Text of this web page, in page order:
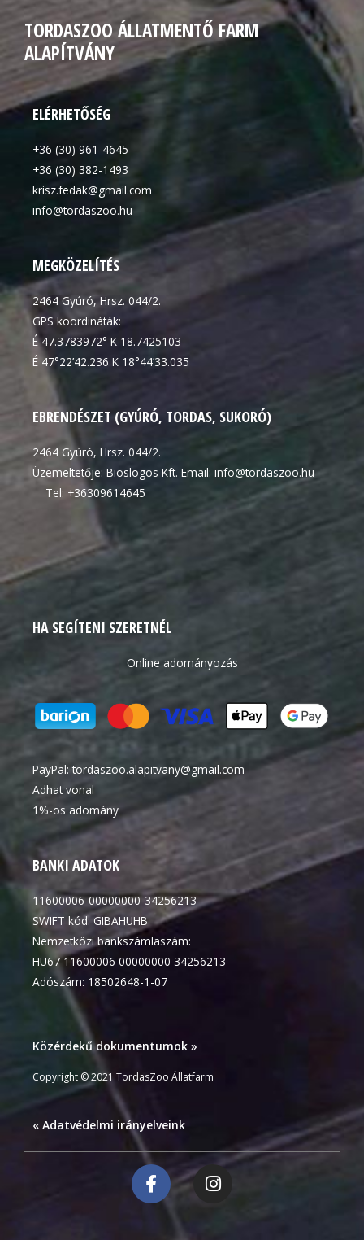
TORDASZOO ÁLLATMENTŐ FARM
ALAPÍTVÁNY
ELÉRHETŐSÉG
+36 (30) 961-4645
+36 (30) 382-1493
krisz.fedak@gmail.com
info@tordaszoo.hu
MEGKÖZELÍTÉS
2464 Gyúró, Hrsz. 044/2.
GPS koordináták:
É 47.3783972° K 18.7425103
É 47°22’42.236 K 18°44’33.035
EBRENDÉSZET (GYÚRÓ, TORDAS, SUKORÓ)
2464 Gyúró, Hrsz. 044/2.
Üzemeltetője: Bioslogos Kft. Email: info@tordaszoo.hu
Tel: +36309614645
HA SEGÍTENI SZERETNÉL
Online adományozás
PayPal:tordaszoo.alapitvany@gmail.com
Adhat vonal
1%-os adomány
BANKI ADATOK
11600006-00000000-34256213
SWIFT kód: GIBAHUHB
Nemzetközi bankszámlaszám:
HU67 11600006 00000000 34256213
Adószám: 18502648-1-07
Közérdekű dokumentumok »
Copyright © 2021 TordasZoo Állatfarm
« Adatvédelmi irányelveink
F
a
c
I
n